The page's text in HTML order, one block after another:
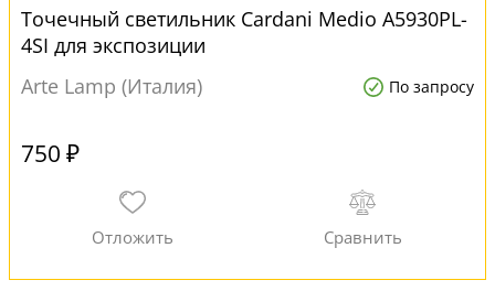
Точечный светильник Cardani Medio A5930PL-
4SI для экспозиции
Arte Lamp (Италия)
По запросу
750 ₽